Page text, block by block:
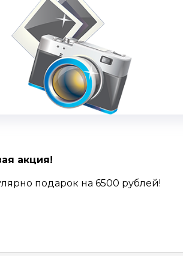
акция!
подарок на 6500 рублей!